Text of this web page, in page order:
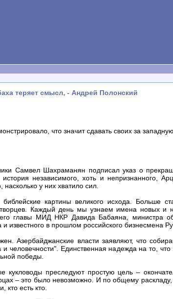
теряет смысл, - Андрей Полонский
что значит сдавать своих за западную
Самвел Шахраманян подписал указ о
история независимого, хоть и непризнанного,
у них хватило сил.
картины великого исхода. Больше
Каждый день мы узнаем имена новых и
главы МИД НКР Давида Бабаяна, министра
известного в прошлом российского бизнесмена
Азербайджанские власти заявляют, что
человечности". Единственная надежда на то,
победы.
кукловоды преследуют простую цель –
– это было невозможно. И по общему
кто есть кто.